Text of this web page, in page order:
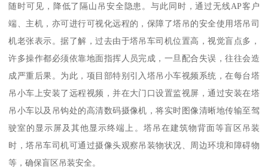
随时可见，降低了隔山吊安全隐患。与此同时，通过无线AP客户
端、主机，亦可进行可视化远程的，保障了塔吊的安全使用塔吊司
机老张表示。据了解，过去由于塔吊车司机位置高，视觉盲点多，
许多操作都必须依靠地面指挥人员完成，一旦配合失误，往往会造
成严重后果。为此，项目部特别引入塔吊小车视频系统，在每台塔
吊小车上安装了远程视频，并在大门口设置监视屏，通过安装在塔
吊小车以及吊钩处的高清数码摄像机，将实时图像清晰地传输至驾
驶室的显示屏及其他显示终端上。塔吊在建筑物背面等盲区吊装
时，塔吊车司机可通过摄像头观察吊装物状况、周边环境和障碍物
等，确保盲区吊装安全。